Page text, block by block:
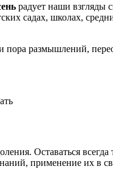
радует наши
садах, школах,
пора размышлений,
Оставаться
применение их в